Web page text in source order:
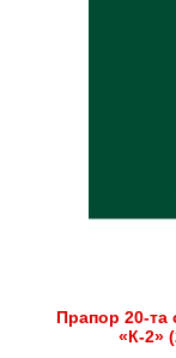
Прапор 20-та
«К-2»